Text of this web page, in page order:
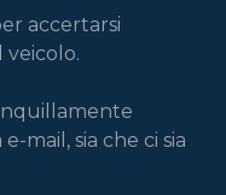
accertarsi
mail, sia che ci sia